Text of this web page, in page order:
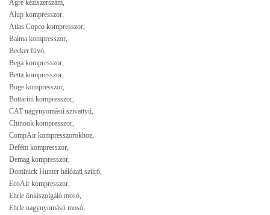
Agre kéziszerszám,
Alup kompresszor,
Atlas Copco kompresszor,
Balma kompresszor,
Becker fúvó,
Bega kompresszor,
Betta kompresszor,
Boge kompresszor,
Bottarini kompresszor,
CAT nagynyomású szivattyú,
Chinook kompresszor,
CompAir kompresszorokhoz,
Defém kompresszor,
Demag kompresszor,
Dominick Hunter hálózati szűrő,
EcoAir kompresszor,
Ehrle önkiszolgáló mosó,
Ehrle nagynyomású mosó,